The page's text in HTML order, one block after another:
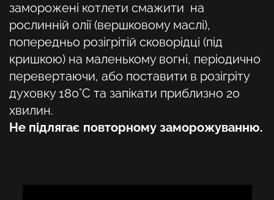
заморожені котлети смажити на
рослинній олії (вершковому маслі),
попередньо розігрітій сковорідці (під
кришкою) на маленькому вогні, періодично
перевертаючи, або поставити в розігріту
духовку 180°C та запікати приблизно 20
хвилин.
Не підлягає повторному заморожуванню.